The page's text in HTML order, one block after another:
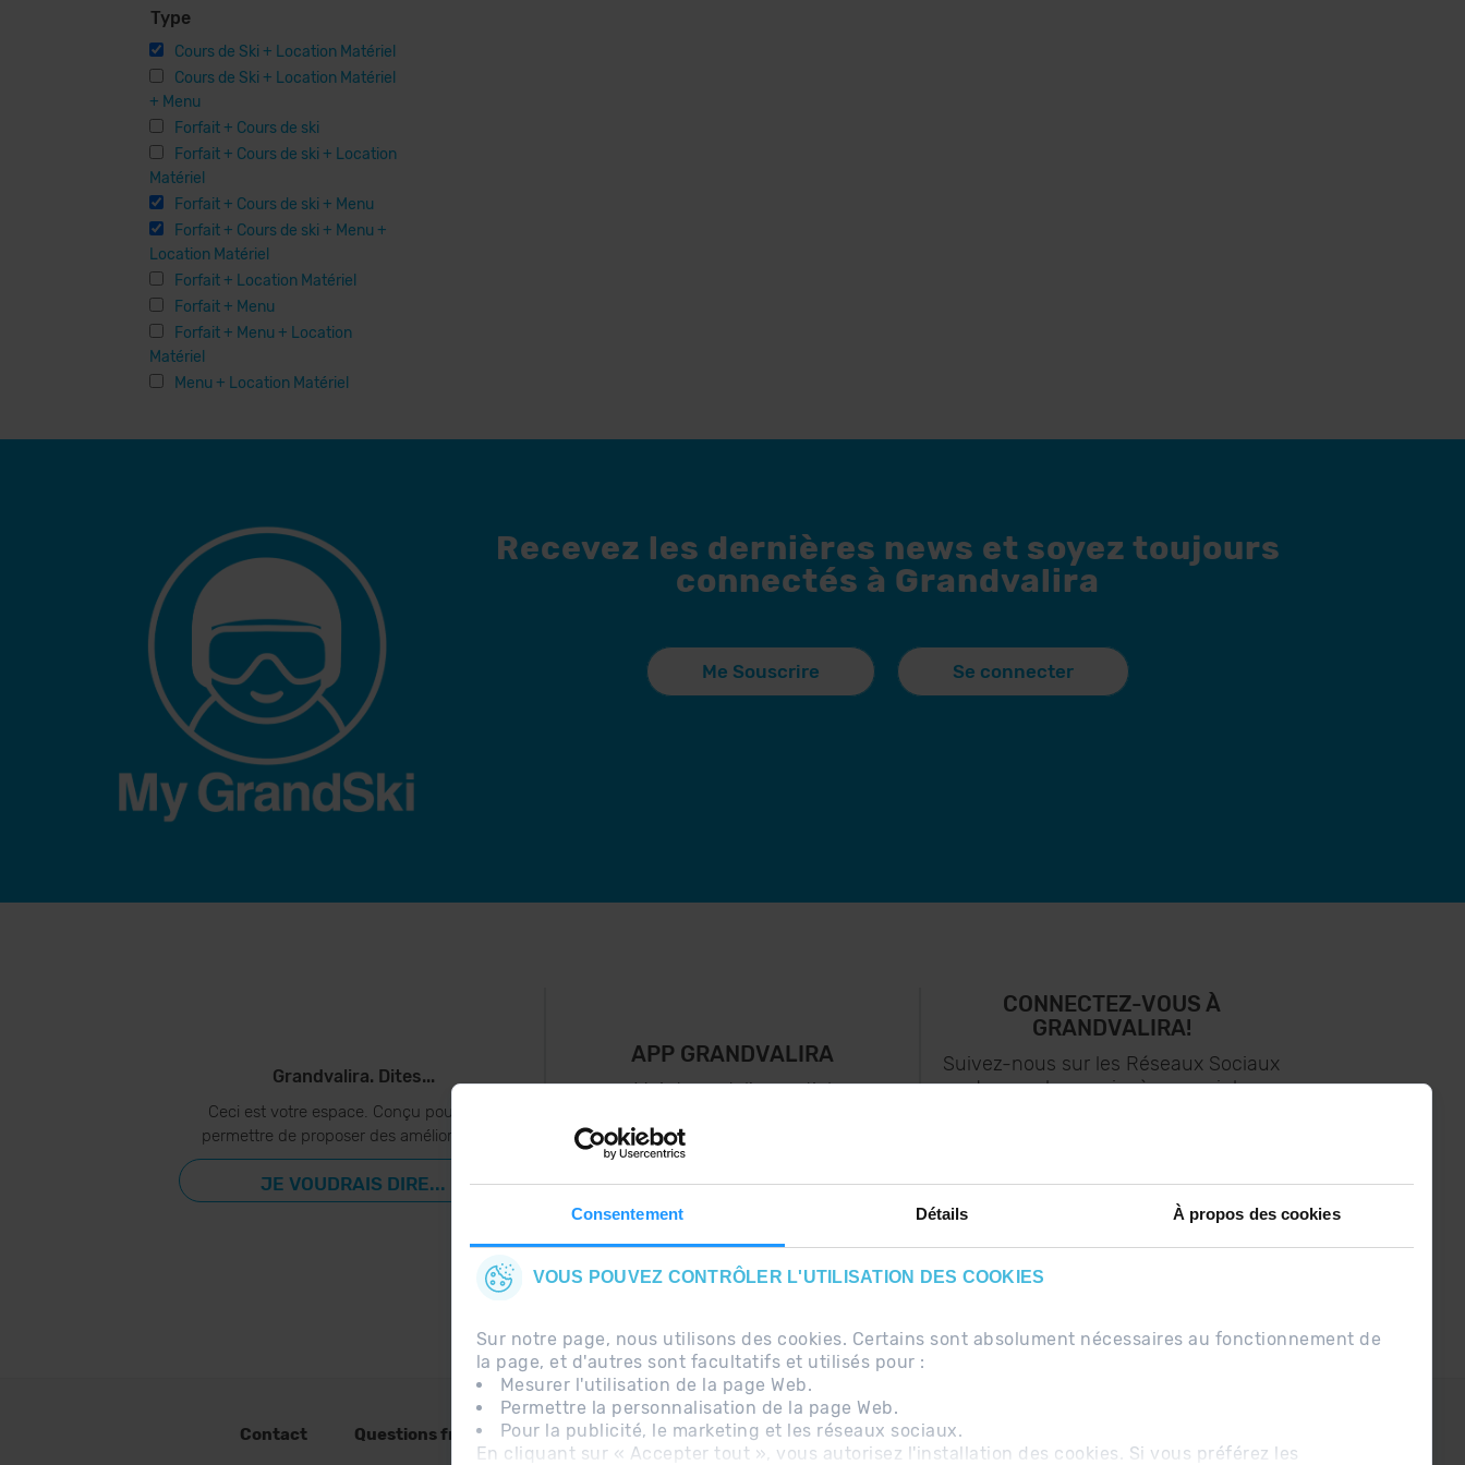
Consentement Détails À propos des cookies
VOUS POUVEZ CONTRÔLER L'UTILISATION DES COOKIES
Sur notre page, nous utilisons des cookies. Certains sont absolument nécessaires au fonctionnement de
la page, et d'autres sont facultatifs et utilisés pour :
Mesurer l'utilisation de la page Web.
Permettre la personnalisation de la page Web.
Pour la publicité, le marketing et les réseaux sociaux.
En cliquant sur « Accepter tout », vous autorisez l'installation des cookies. Si vous préférez les
Type
Cours de Ski + Location Matériel
Cours de Ski + Location Matériel
+ Menu
Forfait + Cours de ski
Forfait + Cours de ski + Location
Matériel
Forfait + Cours de ski + Menu
Forfait + Cours de ski + Menu +
Location Matériel
Forfait + Location Matériel
Forfait + Menu
Forfait + Menu + Location
Matériel
Menu + Location Matériel
Recevez les dernières news et soyez toujours
connectés à Grandvalira
Me Souscrire Se connecter
Grandvalira. Dites...
Ceci est votre espace. Conçu pour vous
permettre de proposer des améliorations..
JE VOUDRAIS DIRE...
APP GRANDVALIRA
Maintenant, l'essentiel
CONNECTEZ-VOUS À
GRANDVALIRA!
Suivez-nous sur les Réseaux Sociaux
et soyez le premier à recevoir les
Contact Questions fréquentes Avis légal Information complémentaire RGPDUE